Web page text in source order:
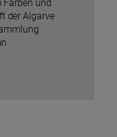
Farben und
der Algarve